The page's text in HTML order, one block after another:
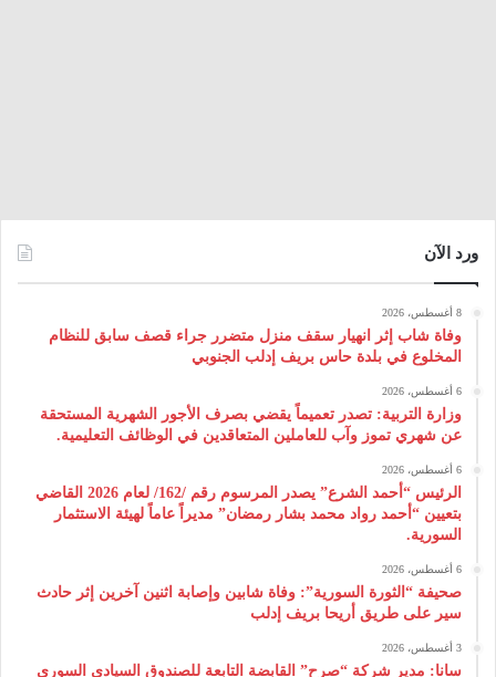
ورد الآن
8 أغسطس، 2026
وفاة شاب إثر انهيار سقف منزل متضرر جراء قصف سابق للنظام
المخلوع في بلدة حاس بريف إدلب الجنوبي
6 أغسطس، 2026
وزارة التربية: تصدر تعميماً يقضي بصرف الأجور الشهرية المستحقة
عن شهري تموز وآب للعاملين المتعاقدين في الوظائف التعليمية.
6 أغسطس، 2026
الرئيس “أحمد الشرع” يصدر المرسوم رقم /162/ لعام 2026 ‌القاضي
بتعيين “أحمد رواد محمد بشار رمضان” مديراً عاماً لهيئة ‌الاستثمار
السورية.
6 أغسطس، 2026
صحيفة “الثورة السورية”: وفاة شابين وإصابة اثنين آخرين إثر حادث
سير على طريق أريحا بريف إدلب
3 أغسطس، 2026
سانا: مدير شركة “صرح” القابضة التابعة للصندوق السيادي السوري